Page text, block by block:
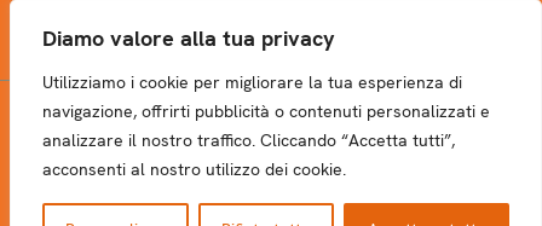
Diamo valore alla tua privacy
Utilizziamo i cookie per migliorare la tua esperienza di
navigazione, offrirti pubblicità o contenuti personalizzati e
analizzare il nostro traffico. Cliccando “Accetta tutti”,
acconsenti al nostro utilizzo dei cookie.
NEWSLETTER